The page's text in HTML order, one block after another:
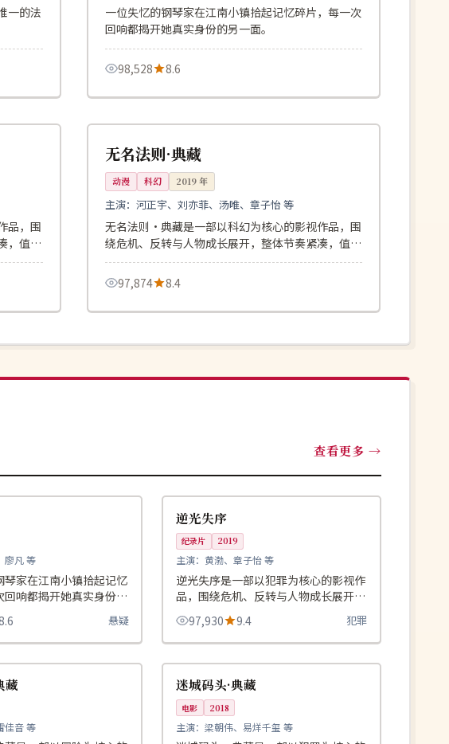
一的法
一位失忆的钢琴家在江南小镇拾起记忆碎片，每一次
回响都揭开她真实身份的另一面。
98,528 8.6
112分钟
品，围
，值得
韩国
完结 117分钟
无名法则·典藏
动漫 科幻 2019年
主演： 河正宇、刘亦菲、汤唯、章子怡 等
无名法则·典藏是一部以科幻为核心的影视作品，围
绕危机、反转与人物成长展开，整体节奏紧凑，值得
推荐观看。
97,874
8.4
查看更多
廖凡 等
琴家在江南小镇拾起记忆
回响都揭开她真实身份的
悬疑
美国
逆光失序
纪录片 2019
主演： 黄渤、章子怡 等
逆光失序是一部以犯罪为核心的影视作
品，围绕危机、反转与人物成长展开，
整体节奏紧凑，值得推荐观看。
97,930 9.4 犯罪
99:27
藏
佳音 等
中国
杜比 99:44
迷城码头·典藏
电影 2018
主演： 梁朝伟、易烊千玺 等